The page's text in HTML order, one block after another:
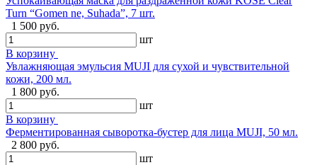
Turn “Gomen ne, Suhada”, 7 шт.
1 500 руб.
шт
В корзину
Увлажняющая эмульсия MUJI для сухой и чувствительной
кожи, 200 мл.
1 800 руб.
шт
В корзину
Ферментированная сыворотка-бустер для лица MUJI, 50 мл.
2 800 руб.
шт